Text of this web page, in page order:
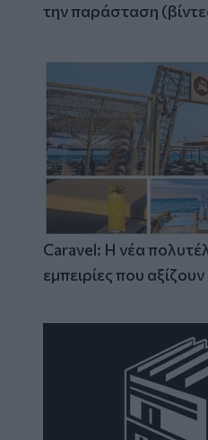
την παράσταση
Caravel: Η νέα
εμπειρίες που αξίζουν